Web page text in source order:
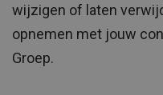
wijzigen of laten
opnemen met jouw
Groep.